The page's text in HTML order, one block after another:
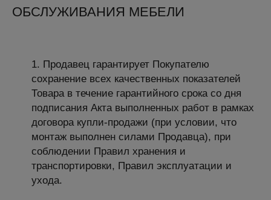
ОБСЛУЖИВАНИЯ МЕБЕЛИ
Продавец гарантирует Покупателю
сохранение всех качественных показателей
Товара в течение гарантийного срока со дня
подписания Акта выполненных работ в рамках
договора купли-продажи (при условии, что
монтаж выполнен силами Продавца), при
соблюдении Правил хранения и
транспортировки, Правил эксплуатации и
ухода.